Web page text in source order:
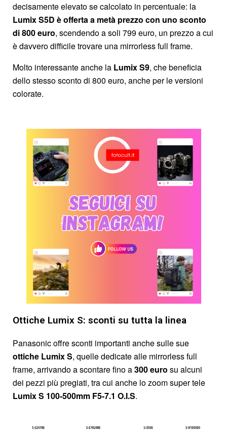
decisamente elevato se calcolato in percentuale: la
Lumix S5D è offerta a metà prezzo con uno sconto
di 800 euro, scendendo a soli 799 euro, un prezzo a cui
è davvero difficile trovare una mirrorless full frame.
Molto interessante anche la Lumix S9, che beneficia
dello stesso sconto di 800 euro, anche per le versioni
colorate.
Ottiche Lumix S: sconti su tutta la linea
Panasonic offre sconti importanti anche sulle sue
ottiche Lumix S, quelle dedicate alle mirrorless full
frame, arrivando a scontare fino a300 euro su alcuni
dei pezzi più pregiati, tra cui anche lo zoom super tele
Lumix S 100-500mm F5-7.1 O.I.S.